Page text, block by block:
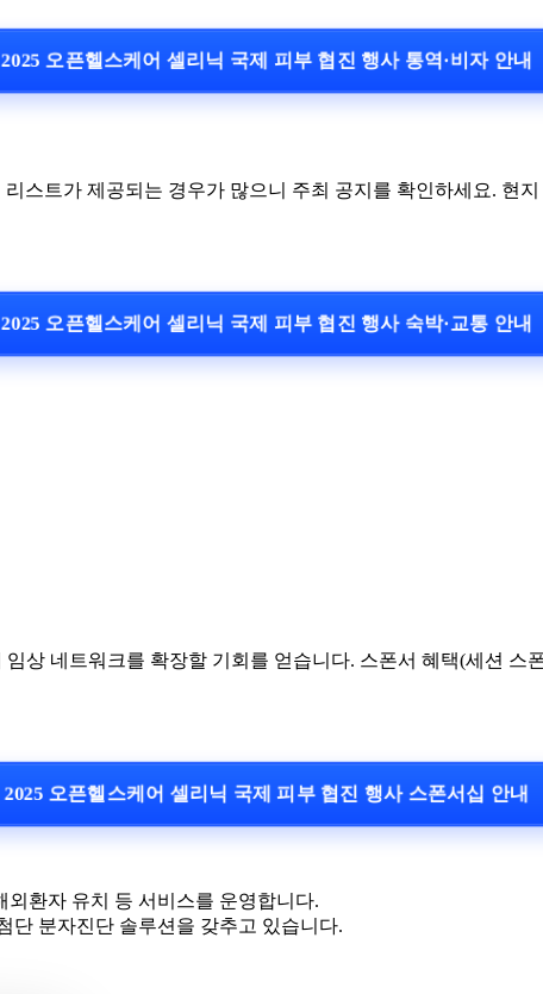
오픈헬스케어 셀리닉 국제 피부 협진 행사 통역·비자 안내
스트가 제공되는 경우가 많으니 주최 공지를 확인하세요. 현
오픈헬스케어 셀리닉 국제 피부 협진 행사 숙박·교통 안내
상 네트워크를 확장할 기회를 얻습니다. 스폰서 혜택(세션
2025 오픈헬스케어 셀리닉 국제 피부 협진 행사 스폰서십 안내
외환자 유치 등 서비스를 운영합니다.
단 분자진단 솔루션을 갖추고 있습니다.